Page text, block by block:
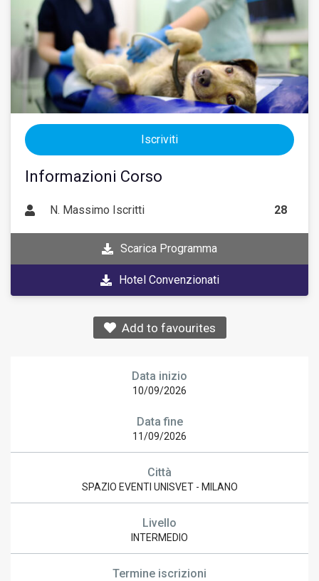
Data inizio
10/09/2026
Data fine
11/09/2026
Città
SPAZIO EVENTI UNISVET - MILANO
Livello
INTERMEDIO
Termine iscrizioni
Iscriviti
Informazioni Corso
N. Massimo Iscritti 28
Scarica Programma
Hotel Convenzionati
Add to favourites